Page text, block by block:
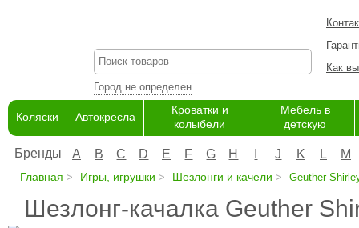
Город не определен
Как
Коляски Автокресла
Кроватки и
колыбели
Мебель в
детскую
Бренды A B C D E F G H J K L M
Главная Игры, игрушки Шезлонги и качели Geuther
Шезлонг-качалка Geuther